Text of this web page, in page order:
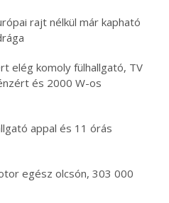
rajt nélkül már kapható
elég komoly fülhallgató, TV
és 2000 W-os
appal és 11 órás
egész olcsón, 303 000